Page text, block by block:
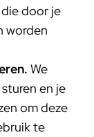
door je
worden
We
en je
om deze
te